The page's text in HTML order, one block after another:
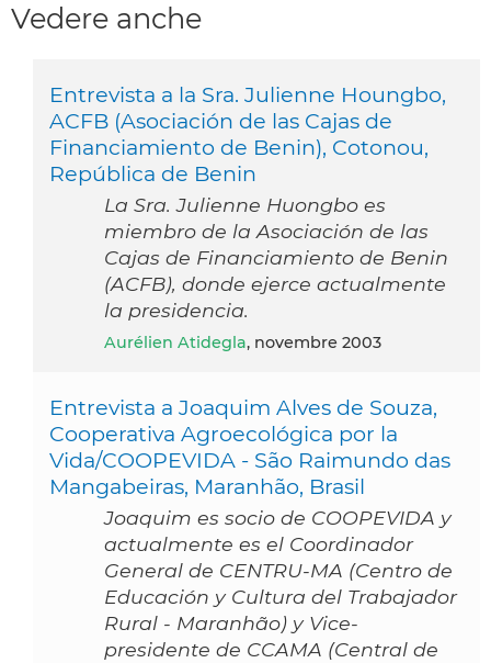
Vedere anche
Entrevista a la Sra. Julienne Houngbo,
ACFB (Asociación de las Cajas de
Financiamiento de Benin), Cotonou,
República de Benin
La Sra. Julienne Huongbo es
miembro de la Asociación de las
Cajas de Financiamiento de Benin
(ACFB), donde ejerce actualmente
la presidencia.
Aurélien Atidegla, novembre 2003
Entrevista a Joaquim Alves de Souza,
Cooperativa Agroecológica por la
Vida/COOPEVIDA - São Raimundo das
Mangabeiras, Maranhão, Brasil
Joaquim es socio de COOPEVIDA y
actualmente es el Coordinador
General de CENTRU-MA (Centro de
Educación y Cultura del Trabajador
Rural - Maranhão) y Vice-
presidente de CCAMA (Central de